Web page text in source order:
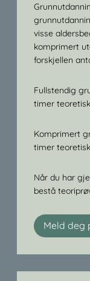
visse
komprimert
forskjellen
Fullstendig
timer
Komprimert
timer
Når du har
bestå
Meld deg